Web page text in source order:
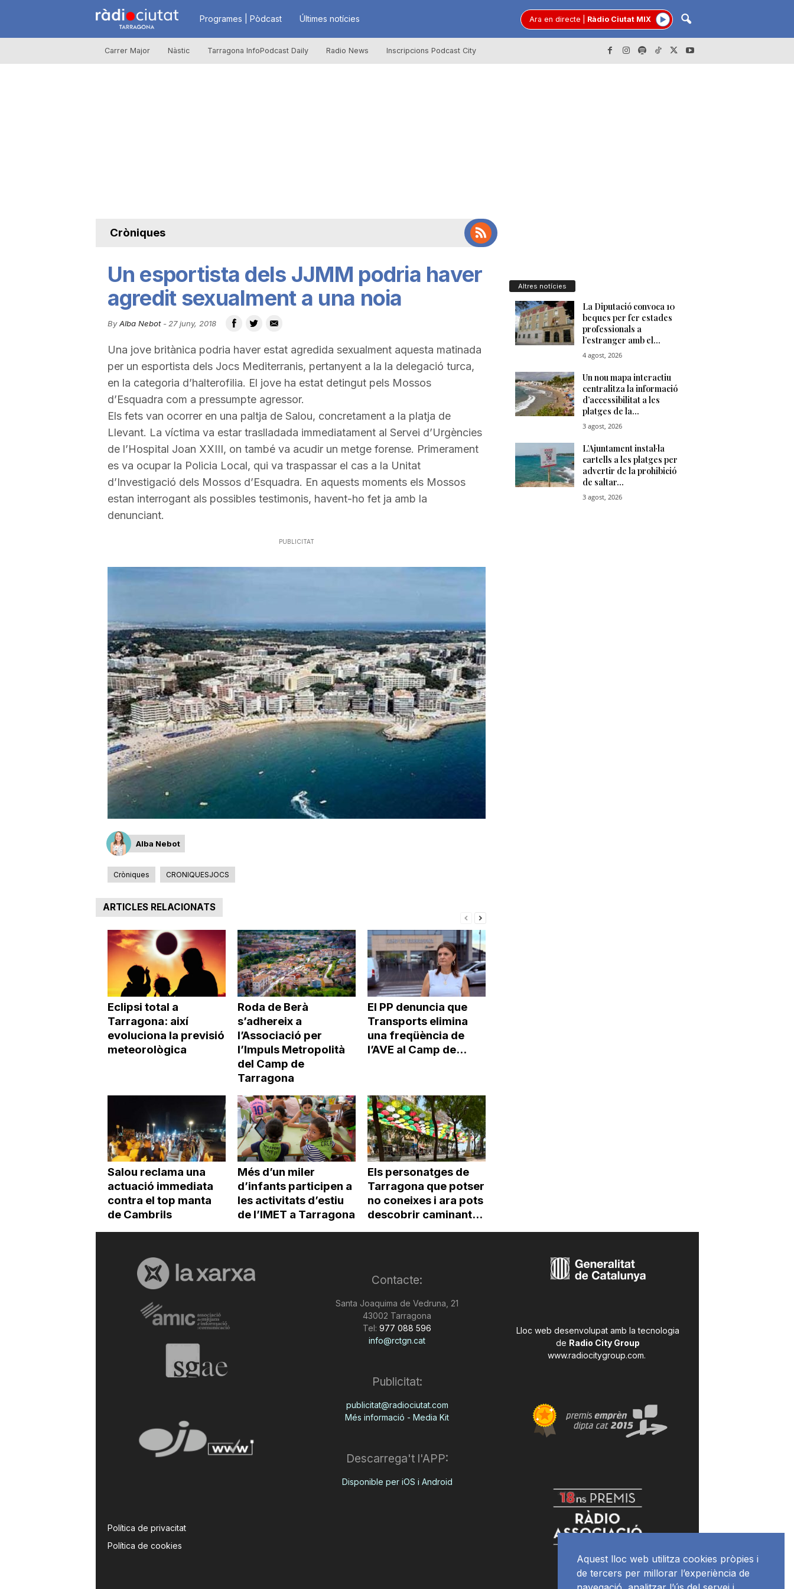
R
à
u
t
t
d
e
r
a
g
o
Programes | Pòdcast Últimes notícies Ara en directe Ràdio Ciutat MIX
Carrer Major Nàstic Tarragona InfoPodcast Daily Radio News Inscripcions Podcast City
Cròniques
Un esportista dels JJMM podria haver
agredit sexualment a una noia
By Alba Nebot- 27 juny, 2018
Una jove britànica podria haver estat agredida sexualment aquesta matinada
per un esportista dels Jocs Mediterranis, pertanyent a la la delegació turca,
en la categoria d’halterofilia. El jove ha estat detingut pels Mossos
d’Esquadra com a pressumpte agressor.
Els fets van ocorrer en una paltja de Salou, concretament a la platja de
Llevant. La víctima va estar traslladada immediatament al Servei d’Urgències
de l’Hospital Joan XXIII, on també va acudir un metge forense. Primerament
es va ocupar la Policia Local, qui va traspassar el cas a la Unitat
d’Investigació dels Mossos d’Esquadra. En aquests moments els Mossos
estan interrogant als possibles testimonis, havent-ho fet ja amb la
denunciant.
PUBLICITAT
Alba Nebot
Cròniques CRONIQUESJOCS
ARTICLES RELACIONATS
Eclipsi total a
Tarragona: així
evoluciona la previsió
meteorològica
Roda de Berà
s’adhereix a
l’Associació per
l’Impuls Metropolità
del Camp de
Tarragona
El PP denuncia que
Transports elimina
una freqüència de
l’AVE al Camp de...
Salou reclama una
actuació immediata
contra el top manta
de Cambrils
Més d’un miler
d’infants participen a
les activitats d’estiu
de l’IMET a Tarragona
Els personatges de
Tarragona que potser
no coneixes i ara pots
descobrir caminant...
Altres notícies
Política de privacitat
Política de cookies
Contacte:
Santa Joaquima de Vedruna, 21
43002 Tarragona
Tel: 977 088 596
info@rctgn.cat
Publicitat:
publicitat@radiociutat.com
Més informació - Media Kit
Descarrega't l'APP:
Disponible per iOS i Android
Lloc web desenvolupat amb la tecnologia
de Radio City Group
www.radiocitygroup.com.
Aquest lloc web utilitza cookies pròpies i
de tercers per millorar l’experiència de